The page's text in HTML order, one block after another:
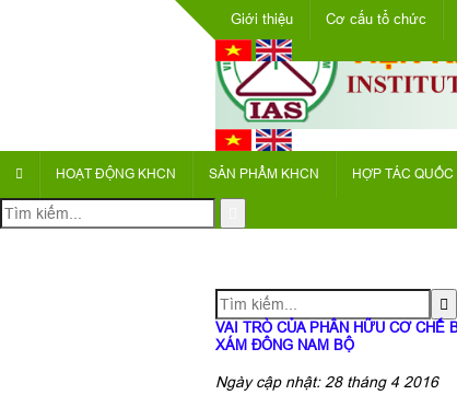
Giới thiệu Cơ cấu tổ chức
HOẠT ĐỘNG KHCN SẢN PHẨM KHCN HỢP TÁC QUỐC
VAI TRÒ CỦA PHÂN HỮU CƠ CHẾ
XÁM ĐÔNG NAM BỘ
Ngày cập nhật: 28 tháng 4 2016